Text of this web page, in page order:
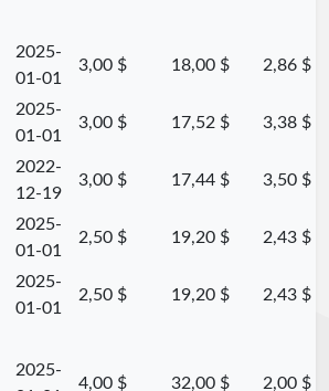
2025-
01-01
3,00 $ 18,00 $ 2,86 $
2025-
01-01
3,00 $ 17,52 $ 3,38 $
2022-
12-19
3,00 $ 17,44 $ 3,50 $
2025-
01-01
2,50 $ 19,20 $ 2,43 $
2025-
01-01
2,50 $ 19,20 $ 2,43 $
2025-
4,00 $ 32,00 $ 2,00 $